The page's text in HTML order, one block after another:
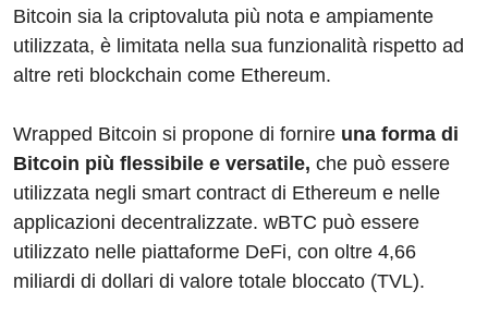
Bitcoin sia la criptovaluta più nota e ampiamente
utilizzata, è limitata nella sua funzionalità rispetto ad
altre reti blockchain come Ethereum.
Wrapped Bitcoin si propone di fornire una forma di
Bitcoin più flessibile e versatile, che può essere
utilizzata negli smart contract di Ethereum e nelle
applicazioni decentralizzate. wBTC può essere
utilizzato nelle piattaforme DeFi, con oltre 4,66
miliardi di dollari di valore totale bloccato (TVL).